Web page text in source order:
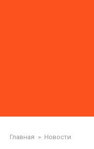
Главная » Новости